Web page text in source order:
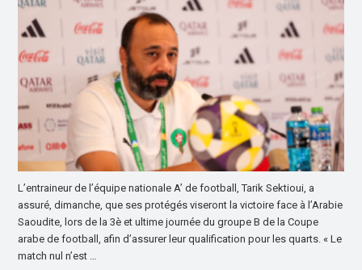
L’entraineur de l’équipe nationale A’ de football, Tarik Sektioui, a
assuré, dimanche, que ses protégés viseront la victoire face à l’Arabie
Saoudite, lors de la 3è et ultime journée du groupe B de la Coupe
arabe de football, afin d’assurer leur qualification pour les quarts. « Le
match nul n’est …